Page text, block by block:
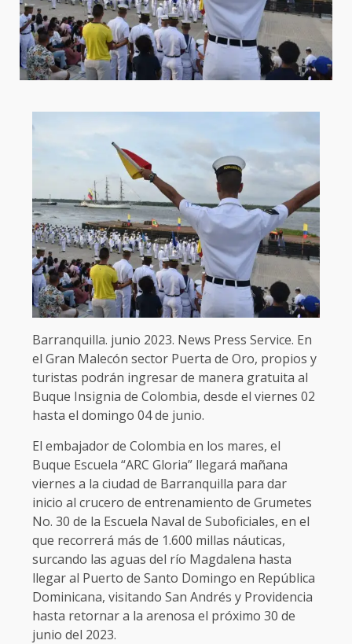
Barranquilla. junio 2023. News Press Service. En
el Gran Malecón sector Puerta de Oro, propios y
turistas podrán ingresar de manera gratuita al
Buque Insignia de Colombia, desde el viernes 02
hasta el domingo 04 de junio.
El embajador de Colombia en los mares, el
Buque Escuela “ARC Gloria” llegará mañana
viernes a la ciudad de Barranquilla para dar
inicio al crucero de entrenamiento de Grumetes
No. 30 de la Escuela Naval de Suboficiales, en el
que recorrerá más de 1.600 millas náuticas,
surcando las aguas del río Magdalena hasta
llegar al Puerto de Santo Domingo en República
Dominicana, visitando San Andrés y Providencia
hasta retornar a la arenosa el próximo 30 de
junio del 2023.